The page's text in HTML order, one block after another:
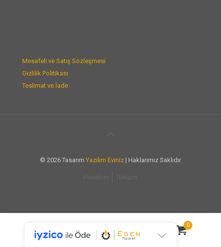
Mesafeli ve Satış Sözleşmesi
Gizlilik Politikası
Teslimat ve İade
© 2026 Tasarım Yazılım Eviniz | Haklarımız Saklıdır
Hesabım İletişim
0